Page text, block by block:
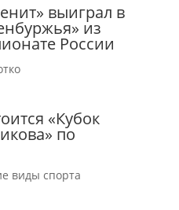
выиграл в
из
России
«Кубок
по
виды спорта